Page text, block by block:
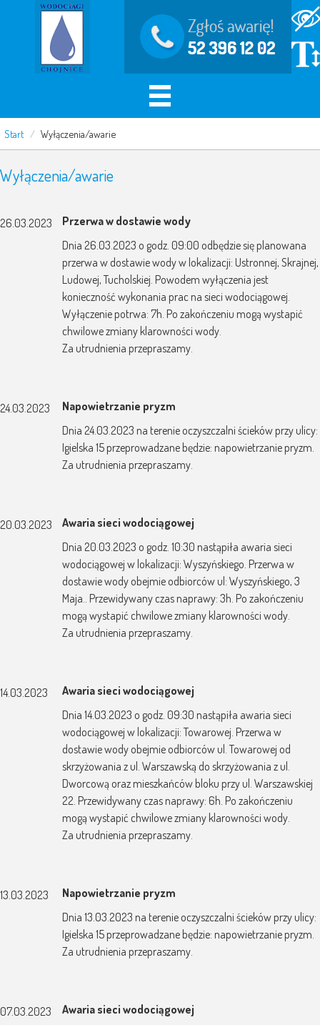
Start / Wyłączenia/awarie
Wyłączenia/awarie
26.03.2023
Przerwa w dostawie wody
Dnia 26.03.2023 o godz. 09:00 odbędzie się planowana
przerwa w dostawie wody w lokalizacji: Ustronnej, Skrajnej,
Ludowej, Tucholskiej. Powodem wyłączenia jest
konieczność wykonania prac na sieci wodociągowej.
Wyłączenie potrwa: 7h. Po zakończeniu mogą wystapić
chwilowe zmiany klarowności wody.
Za utrudnienia przepraszamy.
24.03.2023
Napowietrzanie pryzm
Dnia 24.03.2023 na terenie oczyszczalni ścieków przy ulicy:
Igielska 15 przeprowadzane będzie: napowietrzanie pryzm.
Za utrudnienia przepraszamy.
20.03.2023
Awaria sieci wodociągowej
Dnia 20.03.2023 o godz. 10:30 nastąpiła awaria sieci
wodociągowej w lokalizacji: Wyszyńskiego. Przerwa w
dostawie wody obejmie odbiorców ul: Wyszyńskiego, 3
Maja.. Przewidywany czas naprawy: 3h. Po zakończeniu
mogą wystapić chwilowe zmiany klarowności wody.
Za utrudnienia przepraszamy.
14.03.2023
Awaria sieci wodociągowej
Dnia 14.03.2023 o godz. 09:30 nastąpiła awaria sieci
wodociągowej w lokalizacji: Towarowej. Przerwa w
dostawie wody obejmie odbiorców ul. Towarowej od
skrzyżowania z ul. Warszawską do skrzyżowania z ul.
Dworcową oraz mieszkańców bloku przy ul. Warszawskiej
22. Przewidywany czas naprawy: 6h. Po zakończeniu
mogą wystapić chwilowe zmiany klarowności wody.
Za utrudnienia przepraszamy.
13.03.2023
Napowietrzanie pryzm
Dnia 13.03.2023 na terenie oczyszczalni ścieków przy ulicy:
Igielska 15 przeprowadzane będzie: napowietrzanie pryzm.
Za utrudnienia przepraszamy.
07.03.2023
Awaria sieci wodociągowej